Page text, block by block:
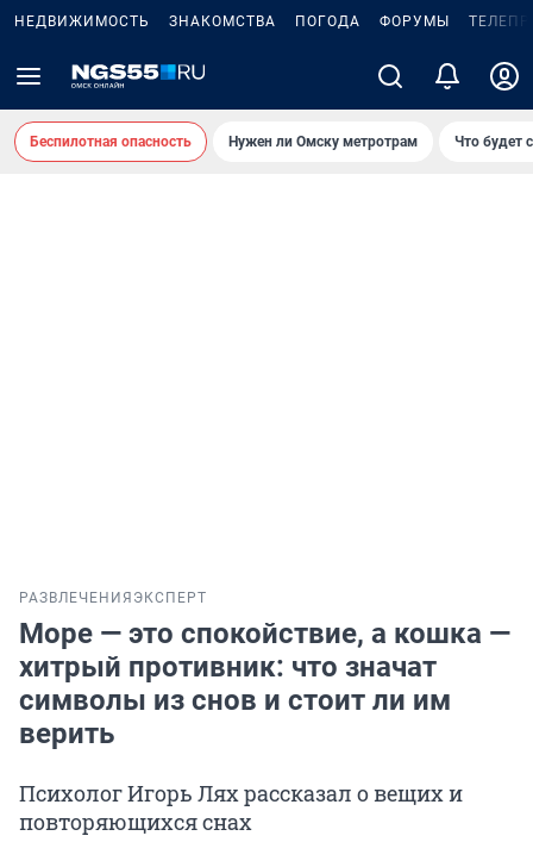
НЕДВИЖИМОСТЬ ЗНАКОМСТВА ПОГОДА ФОРУМЫ
Беспилотная опасность Нужен ли Омску метротрам Что будет
РАЗВЛЕЧЕНИЯ ЭКСПЕРТ
Море — это спокойствие, а кошка —
хитрый противник: что значат
символы из снов и стоит ли им
верить
Психолог Игорь Лях рассказал о вещих и
повторяющихся снах